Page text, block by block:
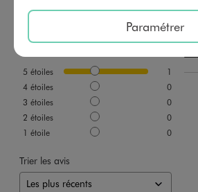
avis soumis à un
Voir tous les avis sur ce site
5 étoiles
1
4 étoiles
0
3 étoiles
0
2 étoiles
0
1 étoile 0
Trier les avis
Paramétrer